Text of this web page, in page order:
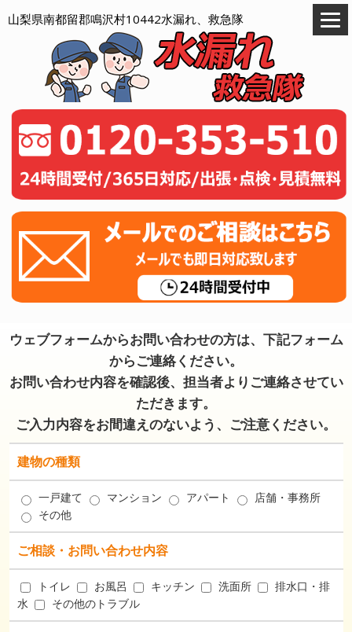
山梨県南都留郡鳴沢村10442水漏れ、救急隊
ウェブフォームからお問い合わせの方は、下記フォーム
からご連絡ください。
お問い合わせ内容を確認後、担当者よりご連絡させてい
ただきます。
ご入力内容をお間違えのないよう、ご注意ください。
建物の種類
一戸建て マンション アパート
店舗・事務所
その他
ご相談・お問い合わせ内容
トイレ お風呂 キッチン 洗面所
排水口・排
水
その他のトラブル